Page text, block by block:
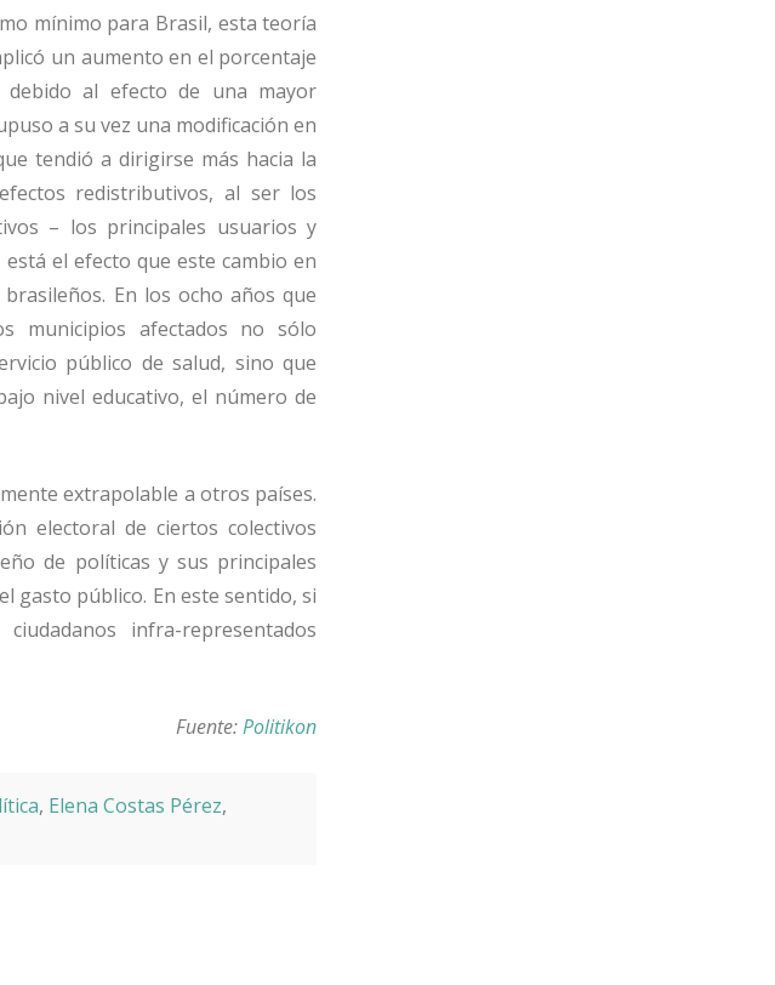
mínimo para Brasil, esta teoría
un aumento en el porcentaje
al efecto de una mayor
a su vez una modificación en
tendió a dirigirse más hacia la
redistributivos, al ser los
– los principales usuarios y
el efecto que este cambio en
En los ocho años que
municipios afectados no sólo
público de salud, sino que
nivel educativo, el número de
extrapolable a otros países.
electoral de ciertos colectivos
de políticas y sus principales
gasto público. En este sentido, si
infra-representados
Fuente:Politikon
, Elena Costas Pérez,